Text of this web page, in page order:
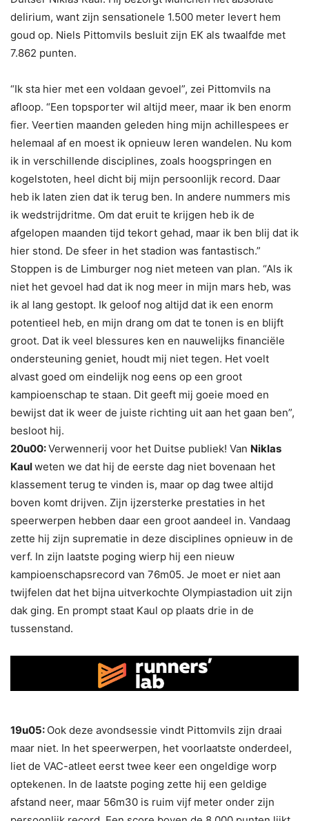
delirium, want zijn sensationele 1.500 meter levert hem
goud op. Niels Pittomvils besluit zijn EK als twaalfde met
7.862 punten.
“Ik sta hier met een voldaan gevoel”, zei Pittomvils na
afloop. “Een topsporter wil altijd meer, maar ik ben enorm
fier. Veertien maanden geleden hing mijn achillespees er
helemaal af en moest ik opnieuw leren wandelen. Nu kom
ik in verschillende disciplines, zoals hoogspringen en
kogelstoten, heel dicht bij mijn persoonlijk record. Daar
heb ik laten zien dat ik terug ben. In andere nummers mis
ik wedstrijdritme. Om dat eruit te krijgen heb ik de
afgelopen maanden tijd tekort gehad, maar ik ben blij dat ik
hier stond. De sfeer in het stadion was fantastisch.”
Stoppen is de Limburger nog niet meteen van plan. “Als ik
niet het gevoel had dat ik nog meer in mijn mars heb, was
ik al lang gestopt. Ik geloof nog altijd dat ik een enorm
potentieel heb, en mijn drang om dat te tonen is en blijft
groot. Dat ik veel blessures ken en nauwelijks financiële
ondersteuning geniet, houdt mij niet tegen. Het voelt
alvast goed om eindelijk nog eens op een groot
kampioenschap te staan. Dit geeft mij goeie moed en
bewijst dat ik weer de juiste richting uit aan het gaan ben”,
besloot hij.
20u00:Verwennerij voor het Duitse publiek! Van Niklas
Kaulweten we dat hij de eerste dag niet bovenaan het
klassement terug te vinden is, maar op dag twee altijd
boven komt drijven. Zijn ijzersterke prestaties in het
speerwerpen hebben daar een groot aandeel in. Vandaag
zette hij zijn suprematie in deze disciplines opnieuw in de
verf. In zijn laatste poging wierp hij een nieuw
kampioenschapsrecord van 76m05. Je moet er niet aan
twijfelen dat het bijna uitverkochte Olympiastadion uit zijn
dak ging. En prompt staat Kaul op plaats drie in de
tussenstand.
19u05: Ook deze avondsessie vindt Pittomvils zijn draai
maar niet. In het speerwerpen, het voorlaatste onderdeel,
liet de VAC-atleet eerst twee keer een ongeldige worp
optekenen. In de laatste poging zette hij een geldige
afstand neer, maar 56m30 is ruim vijf meter onder zijn